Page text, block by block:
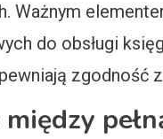
Ważnym
do obsługi
zgodność